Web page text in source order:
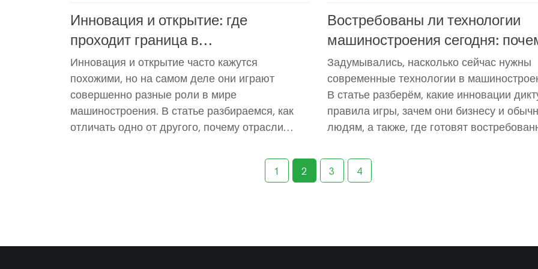
Инновация и открытие: где
проходит граница в
машиностроении
Инновация и открытие часто кажутся
похожими, но на самом деле они играют
совершенно разные роли в мире
машиностроения. В статье разбираемся, как
отличать одно от другого, почему отрасли
влияет на развитие производства. Приведу
примеры из реального сектора и объясню, как
Востребованы ли технологии
машиностроения сегодня:
они не теряют актуальности
Задумывались, насколько сейчас нужны
современные технологии в
В статье разберём, какие инновации
правила игры, зачем они бизнесу и
людям, а также, где готовят
которые реально экономят деньги и
производстве, и почему Россия не
1 2 3 4